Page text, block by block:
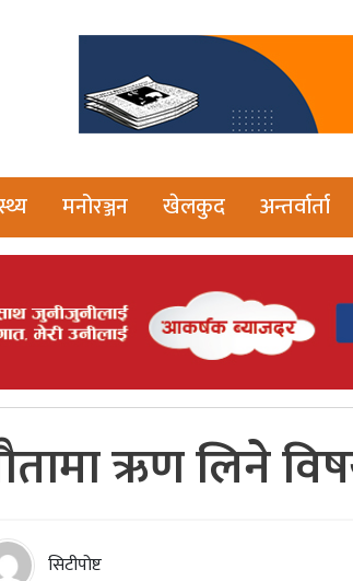
मनोरञ्जन खेलकुद अन्तर्वार्ता
ऋण लिने
सिटीपोष्ट